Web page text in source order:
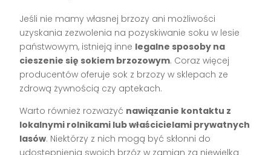
Jeśli nie mamy własnej brzozy ani możliwości
uzyskania zezwolenia na pozyskiwanie soku w lesie
państwowym, istnieją inne legalne sposoby na
cieszenie się sokiem brzozowym. Coraz więcej
producentów oferuje sok z brzozy w sklepach ze
zdrową żywnością czy aptekach.
Warto również rozważyć nawiązanie kontaktu z
lokalnymi rolnikami lub właścicielami prywatnych
lasów. Niektórzy z nich mogą być skłonni do